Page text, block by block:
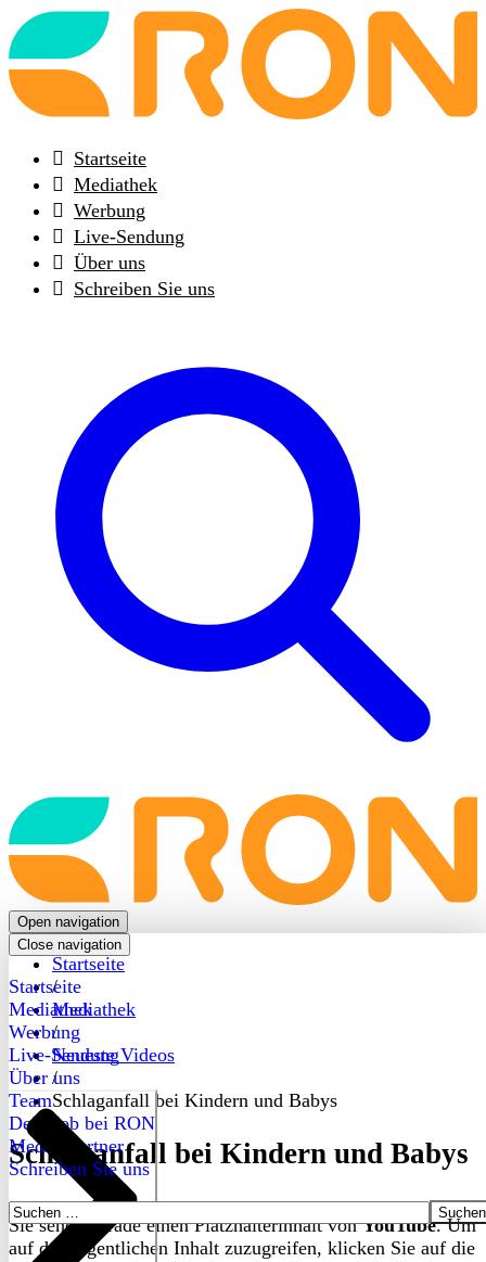
Back
to
frontpage
Startseite
Mediathek
Werbung
Live-Sendung
Über uns
Schreiben Sie uns
Back
to
frontpage
Open navigation
Close navigation
Startseite
Mediathek
Werbung
Live-Sendung
Über uns
Team
Dein Job bei RON
Medienpartner
Schreiben Sie uns
Suchen
nach:
Startseite
/
Mediathek
/
Neueste Videos
/
Schlaganfall bei Kindern und Babys
Schlaganfall bei Kindern und Babys
Sie sehen gerade einen Platzhalterinhalt vonYouTube. Um
auf den eigentlichen Inhalt zuzugreifen, klicken Sie auf die